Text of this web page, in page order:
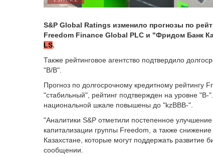
S&P Global Ratings изменило прогнозы по
Freedom Finance Global PLC и "Фридом Банк
LS.
Также рейтинговое агентство подтвердило
"B/B".
Прогноз по долгосрочному кредитному рейтингу
"стабильный", рейтинг подтвержден на уровне
национальной шкале повышены до "kzBBВ-".
"Аналитики S&P отметили постепенное
капитализации группы Freedom, а также
Казахстане, которые могут поддержать развитие
сообщении.